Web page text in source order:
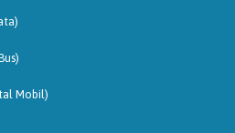
Mobil)